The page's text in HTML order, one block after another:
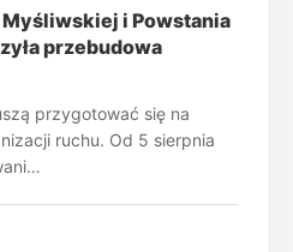
i Powstania
przebudowa
przygotować się na
ruchu. Od 5 sierpnia